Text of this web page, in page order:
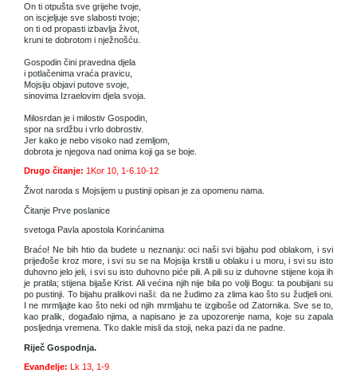
On ti otpušta sve grijehe tvoje,
on iscjeljuje sve slabosti tvoje;
on ti od propasti izbavlja život,
kruni te dobrotom i nježnošću.
Gospodin čini pravedna djela
i potlačenima vraća pravicu,
Mojsiju objavi putove svoje,
sinovima Izraelovim djela svoja.
Milosrdan je i milostiv Gospodin,
spor na srdžbu i vrlo dobrostiv.
Jer kako je nebo visoko nad zemljom,
dobrota je njegova nad onima koji ga se boje.
Drugo čitanje: 1Kor 10, 1-6.10-12
Život naroda s Mojsijem u pustinji opisan je za opomenu nama.
Čitanje Prve poslanice
svetoga Pavla apostola Korinćanima
Braćo! Ne bih htio da budete u neznanju: oci naši svi bijahu pod oblakom, i svi
prijeđoše kroz more, i svi su se na Mojsija krstili u oblaku i u moru, i svi su isto
duhovno jelo jeli, i svi su isto duhovno piće pili. A pili su iz duhovne stijene koja ih
je pratila; stijena bijaše Krist. Ali većina njih nije bila po volji Bogu: ta poubijani su
po pustinji. To bijahu pralikovi naši: da ne žudimo za zlima kao što su žudjeli oni.
I ne mrmljajte kao što neki od njih mrmljahu te izgiboše od Zatornika. Sve se to,
kao pralik, događalo njima, a napisano je za upozorenje nama, koje su zapala
posljednja vremena. Tko dakle misli da stoji, neka pazi da ne padne.
Riječ Gospodnja.
Evanđelje: Lk 13, 1-9